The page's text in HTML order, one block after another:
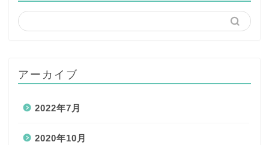
アーカイブ
2022年7月
2020年10月